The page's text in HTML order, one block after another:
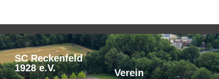
SC Reckenfeld
1928 e.V.
Verein